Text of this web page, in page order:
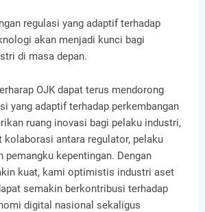
regulasi yang adaptif terhadap
akan menjadi kunci bagi
di masa depan.
OJK dapat terus mendorong
yang adaptif terhadap perkembangan
ruang inovasi bagi pelaku industri,
kolaborasi antara regulator, pelaku
pemangku kepentingan. Dengan
kuat, kami optimistis industri aset
semakin berkontribusi terhadap
digital nasional sekaligus